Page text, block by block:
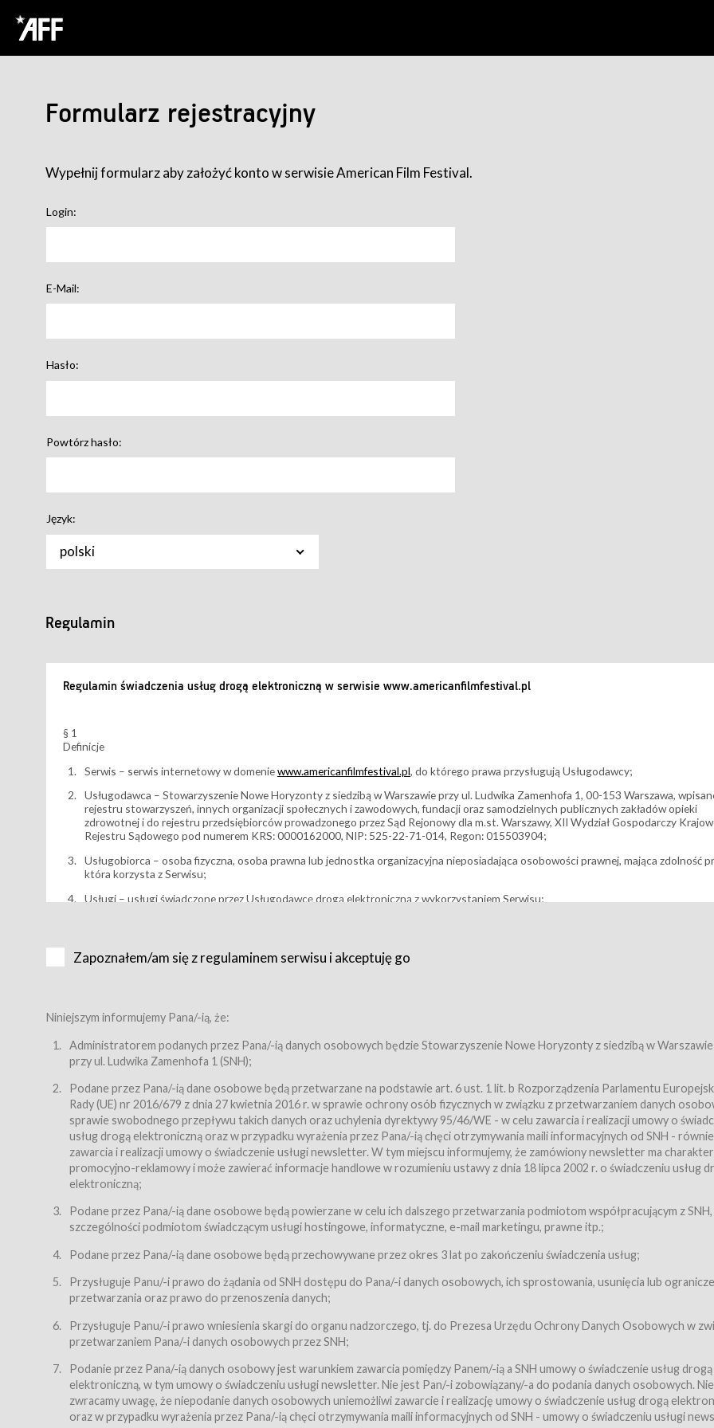
Formularz rejestracyjny
Wypełnij formularz aby założyć konto w serwisie American Film Festival.
Login:
E-Mail:
Hasło:
Powtórz hasło:
Język:
polski
Regulamin
Regulamin świadczenia usług drogą elektroniczną w serwisie www.americanfilmfestival.pl
§ 1
Definicje
Serwis – serwis internetowy w domeniewww.americanfilmfestival.pl, do którego prawa przysługują Usługodawcy;
Usługodawca – Stowarzyszenie Nowe Horyzonty z siedzibą w Warszawie przy ul. Ludwika Zamenhofa 1, 00-153 Warszawa,
rejestru stowarzyszeń, innych organizacji społecznych i zawodowych, fundacji oraz samodzielnych publicznych zakładów opieki
zdrowotnej i do rejestru przedsiębiorców prowadzonego przez Sąd Rejonowy dla m.st. Warszawy, XII Wydział Gospodarczy
Rejestru Sądowego pod numerem KRS: 0000162000, NIP: 525-22-71-014, Regon: 015503904;
Usługobiorca – osoba fizyczna, osoba prawna lub jednostka organizacyjna nieposiadająca osobowości prawnej, mająca zdolność
która korzysta z Serwisu;
Usługi – usługi świadczone przez Usługodawcę drogą elektroniczną z wykorzystaniem Serwisu;
Karnety – wybrane dokumenty potwierdzające zawarcie umowy z Usługodawcą i uprawniające do wzięcia udziału w Wydarzeniu,
Bilety – wybrane dokumenty potwierdzające zawarcie umowy z Usługodawcą i uprawniające do wzięcia udziału w Wydarzeniu,
przewidziane przez Usługodawcę dla danego Wydarzenia, tj. uprawniające do uczestnictwa w wielu albo w pojedynczych seansach
filmowych, wydarzeniach specjalnych i koncertach;
Sklep – sklep internetowy prowadzony przez Usługodawcę w Serwisie;
Regulamin – niniejszy regulamin.
§ 2
Postanowienia ogólne
Regulamin określa zasady:
świadczenia Usługobiorcom Usług przez Usługodawcę, z zastrzeżeniem usług, o których mowa w ust. 2 pkt. 4 i 5 poniżej,
zasady świadczenia precyzują odrębne regulaminy,
przetwarzania przez Usługodawcę danych osobowych Usługobiorców będących osobami fizycznymi.
Usługodawca świadczy w szczególności następujące Usługi:Usługodawca świadczy Usługi drogą elektroniczną w rozumieniu
dnia 18 lipca 2002 r. o świadczeniu usług drogą elektroniczną (Dz.U. z 2002 r., Nr 144, poz. 1204, z późń. zm.). Usługi świadczone są
nieodpłatnie.
usługę przeglądania i odczytywania przez Usługobiorców materiałów zamieszczanych w Serwisie,
usługę newsletter,
usługę zawierania na odległość umów nabycia Karnetów i Biletów,
usługę zawierania na odległość umów sprzedaży w Sklepie.
Usługodawca świadczy Usługi drogą elektroniczną w rozumieniu ustawy z dnia 18 lipca 2002 r. o świadczeniu usług drogą
(Dz.U. z 2002 r., Nr 144, poz. 1204, z późń. zm.). Usługi świadczone są nieodpłatnie.
Zapoznałem/am się z regulaminem serwisu i akceptuję go
Niniejszym informujemy Pana/-ią, że:
Administratorem podanych przez Pana/-ią danych osobowych będzie Stowarzyszenie Nowe Horyzonty z siedzibą w
przy ul. Ludwika Zamenhofa 1 (SNH);
Podane przez Pana/-ią dane osobowe będą przetwarzane na podstawie art. 6 ust. 1 lit. b Rozporządzenia Parlamentu
Rady (UE) nr 2016/679 z dnia 27 kwietnia 2016 r. w sprawie ochrony osób fizycznych w związku z przetwarzaniem danych
sprawie swobodnego przepływu takich danych oraz uchylenia dyrektywy 95/46/WE - w celu zawarcia i realizacji umowy o
usług drogą elektroniczną oraz w przypadku wyrażenia przez Pana/-ią chęci otrzymywania maili informacyjnych od SNH -
zawarcia i realizacji umowy o świadczenie usługi newsletter. W tym miejscu informujemy, że zamówiony newsletter ma charakter
promocyjno-reklamowy i może zawierać informacje handlowe w rozumieniu ustawy z dnia 18 lipca 2002 r. o świadczeniu usług
elektroniczną;
Podane przez Pana/-ią dane osobowe będą powierzane w celu ich dalszego przetwarzania podmiotom współpracującym z
szczególności podmiotom świadczącym usługi hostingowe, informatyczne, e-mail marketingu, prawne itp.;
Podane przez Pana/-ią dane osobowe będą przechowywane przez okres 3 lat po zakończeniu świadczenia usług;
Przysługuje Panu/-i prawo do żądania od SNH dostępu do Pana/-i danych osobowych, ich sprostowania, usunięcia lub
przetwarzania oraz prawo do przenoszenia danych;
Przysługuje Panu/-i prawo wniesienia skargi do organu nadzorczego, tj. do Prezesa Urzędu Ochrony Danych Osobowych w
przetwarzaniem Pana/-i danych osobowych przez SNH;
Podanie przez Pana/-ią danych osobowy jest warunkiem zawarcia pomiędzy Panem/-ią a SNH umowy o świadczenie usług drogą
elektroniczną, w tym umowy o świadczeniu usługi newsletter. Nie jest Pan/-i zobowiązany/-a do podania danych osobowych.
zwracamy uwagę, że niepodanie danych osobowych uniemożliwi zawarcie i realizację umowy o świadczenie usług drogą
oraz w przypadku wyrażenia przez Pana/-ią chęci otrzymywania maili informacyjnych od SNH - umowy o świadczeniu usługi